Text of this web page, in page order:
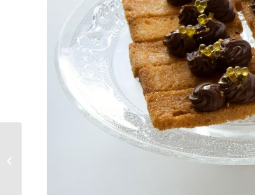
¿Qué hay que tener en